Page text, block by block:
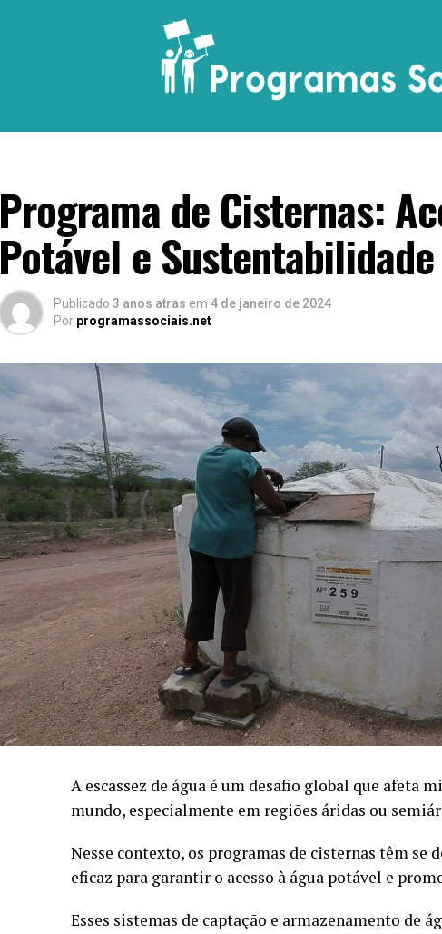
Programa de Cisternas:
Potável e Sustentabilidade
Publicado 3 anos atras em 4 de janeiro de 2024
Por programassociais.net
A escassez de água é um desafio global que afeta
mundo, especialmente em regiões áridas ou
Nesse contexto, os programas de cisternas têm se
eficaz para garantir o acesso à água potável e
Esses sistemas de captação e armazenamento de